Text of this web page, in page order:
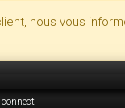
nous vous
connect